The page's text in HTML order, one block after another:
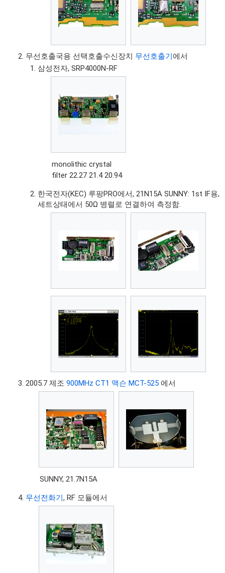
무선호출국용 선택호출수신장치 무선호출기에서
삼성전자, SRP4000N-RF
monolithic crystal
filter 22.27 21.4 20.94
한국전자(KEC) 루팡PRO에서, 21N15A SUNNY: 1st IF용,
세트상태에서 50Ω 병렬로 연결하여 측정함.
2005.7 제조900MHz CT1 맥슨 MCT-525 에서
SUNNY, 21.7N15A
무선전화기, RF 모듈에서